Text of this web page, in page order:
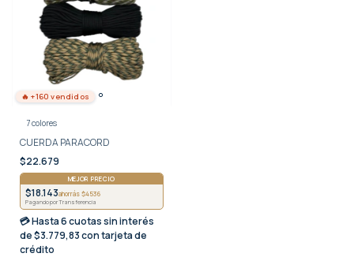
🔥 +160 vendidos
7 colores
CUERDA PARACORD
$22.679
MEJOR PRECIO
$18.143ahorrás $4536
Pagando por Transferencia
💳 Hasta6 cuotas sin interés
de $3.779,83 con tarjeta de
crédito